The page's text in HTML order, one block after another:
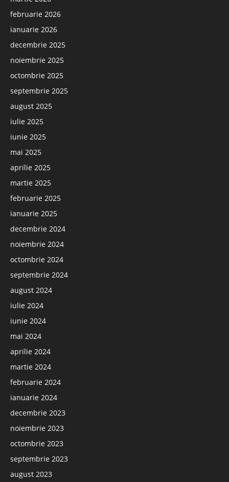
februarie 2026
ianuarie 2026
decembrie 2025
noiembrie 2025
octombrie 2025
septembrie 2025
august 2025
iulie 2025
iunie 2025
mai 2025
aprilie 2025
martie 2025
februarie 2025
ianuarie 2025
decembrie 2024
noiembrie 2024
octombrie 2024
septembrie 2024
august 2024
iulie 2024
iunie 2024
mai 2024
aprilie 2024
martie 2024
februarie 2024
ianuarie 2024
decembrie 2023
noiembrie 2023
octombrie 2023
septembrie 2023
august 2023